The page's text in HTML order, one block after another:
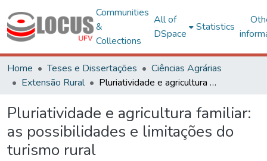
Communities
&
Collections
All of
DSpace
Statistics
Home Teses e Dissertações
Ciências Agrárias
Extensão Rural
Pluriatividade e agricultura familiar: as possibilidades e limitações do turismo rural
Pluriatividade e agricultura familiar:
as possibilidades e limitações do
turismo rural